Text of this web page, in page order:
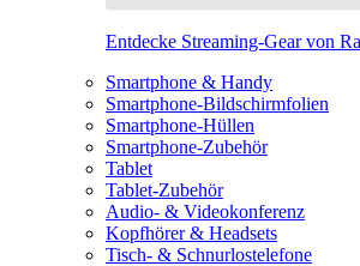
Entdecke Streaming-Gear von
Smartphone & Handy
Smartphone-Bildschirmfolien
Smartphone-Hüllen
Smartphone-Zubehör
Tablet
Tablet-Zubehör
Audio- & Videokonferenz
Kopfhörer & Headsets
Tisch- & Schnurlostelefone